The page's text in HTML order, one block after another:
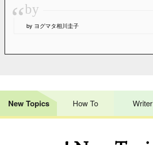
“by
by ヨグマタ相川圭子
New Topics How To Writer